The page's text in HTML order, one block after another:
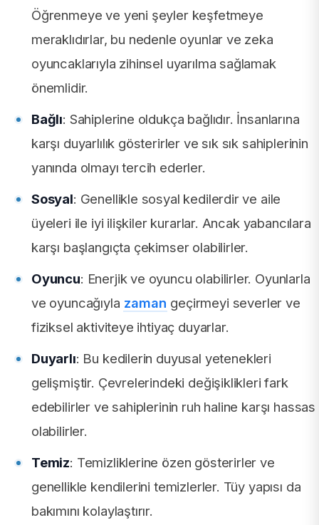
Öğrenmeye ve yeni şeyler keşfetmeye
meraklıdırlar, bu nedenle oyunlar ve zeka
oyuncaklarıyla zihinsel uyarılma sağlamak
önemlidir.
Bağlı: Sahiplerine oldukça bağlıdır. İnsanlarına
karşı duyarlılık gösterirler ve sık sık sahiplerinin
yanında olmayı tercih ederler.
Sosyal: Genellikle sosyal kedilerdir ve aile
üyeleri ile iyi ilişkiler kurarlar. Ancak yabancılara
karşı başlangıçta çekimser olabilirler.
Oyuncu: Enerjik ve oyuncu olabilirler. Oyunlarla
ve oyuncağıyla zaman geçirmeyi severler ve
fiziksel aktiviteye ihtiyaç duyarlar.
Duyarlı: Bu kedilerin duyusal yetenekleri
gelişmiştir. Çevrelerindeki değişiklikleri fark
edebilirler ve sahiplerinin ruh haline karşı hassas
olabilirler.
Temiz: Temizliklerine özen gösterirler ve
genellikle kendilerini temizlerler. Tüy yapısı da
bakımını kolaylaştırır.